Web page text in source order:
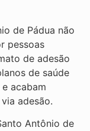
de Pádua não
pessoas
de adesão
de saúde
acabam
adesão.
Antônio de